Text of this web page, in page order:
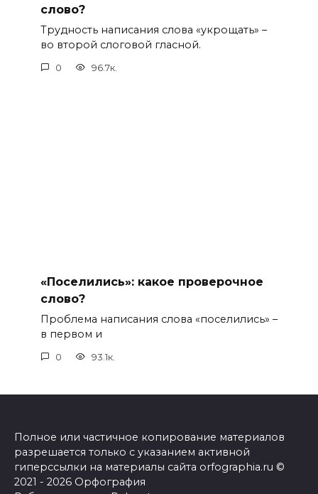
слово?
Трудность написания слова «укрощать» –
во второй слоговой гласной.
0 96.7к.
«Поселились»: какое проверочное
слово?
Проблема написания слова «поселились» –
в первом и
0 93.1к.
Полное или частичное копирование материалов
разрешается только с указанием активной
гиперссылки на материалы сайта orfographia.ru ©
2021 - 2026 Орфография